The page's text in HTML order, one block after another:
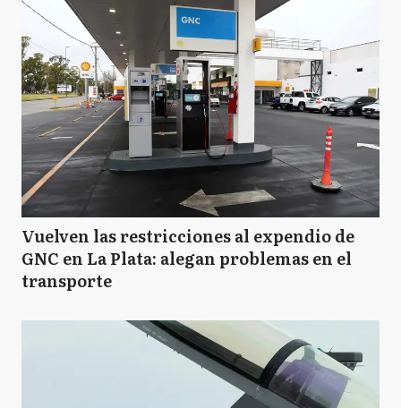
Vuelven las restricciones al expendio de
GNC en La Plata: alegan problemas en el
transporte